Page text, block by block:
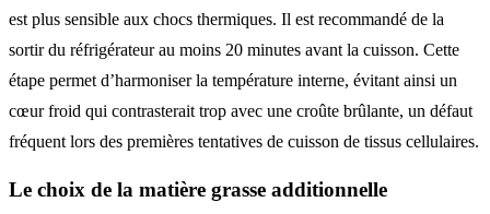
est plus sensible aux chocs thermiques. Il est recommandé de la
sortir du réfrigérateur au moins 20 minutes avant la cuisson. Cette
étape permet d’harmoniser la température interne, évitant ainsi un
cœur froid qui contrasterait trop avec une croûte brûlante, un défaut
fréquent lors des premières tentatives de cuisson de tissus cellulaires.
Le choix de la matière grasse additionnelle